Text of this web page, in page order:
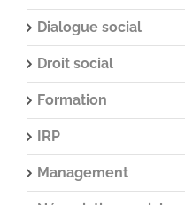
Dialogue social
Droit social
Formation
IRP
Management